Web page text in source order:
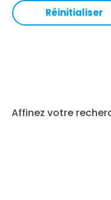
Réinitialiser
Affinez votre